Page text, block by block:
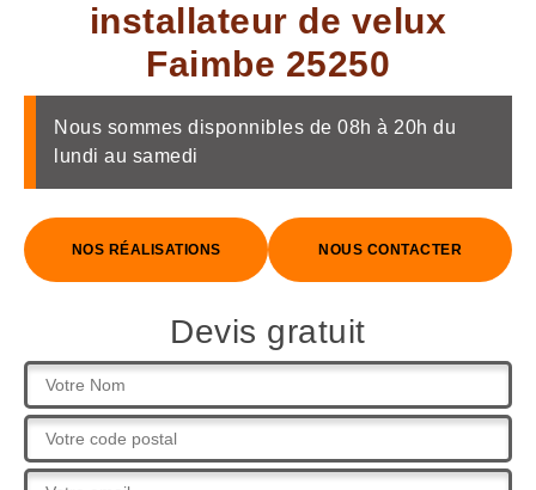
installateur de velux
Faimbe 25250
Nous sommes disponnibles de 08h à 20h du
lundi au samedi
NOS RÉALISATIONS NOUS CONTACTER
Devis gratuit